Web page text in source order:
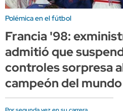
Polémica en el fútbol
Francia '98:
admitió que
controles sorpresa
campeón del mundo